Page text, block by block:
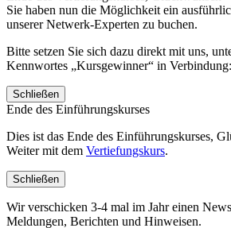
Sie haben nun die Möglichkeit ein
unserer Netwerk-Experten zu buchen.
Bitte setzen Sie sich dazu direkt mit uns,
Kennwortes „Kursgewinner“ in
Schließen
Ende des Einführungskurses
Dies ist das Ende des Einführungskurses,
Weiter mit dem Vertiefungskurs.
Schließen
Wir verschicken 3-4 mal im Jahr einen
Meldungen, Berichten und Hinweisen.